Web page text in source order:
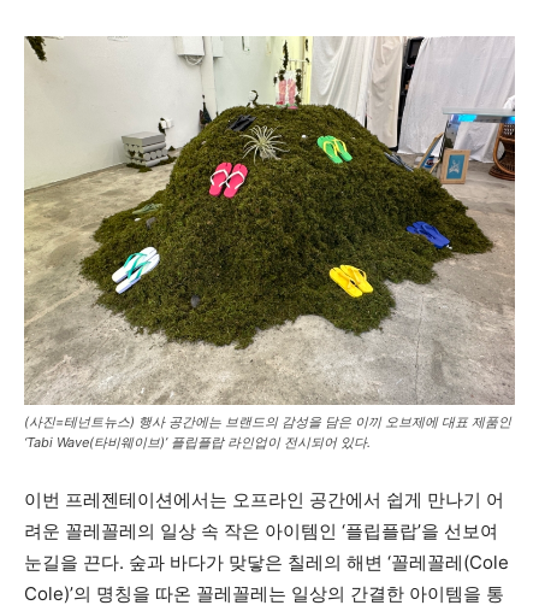
(사진=테넌트뉴스) 행사 공간에는 브랜드의 감성을 담은 이끼 오브제에 대표 제품인
‘Tabi Wave(타비웨이브)’ 플립플랍 라인업이 전시되어 있다.
이번 프레젠테이션에서는 오프라인 공간에서 쉽게 만나기 어
려운 꼴레꼴레의 일상 속 작은 아이템인 ‘플립플랍’을 선보여
눈길을 끈다. 숲과 바다가 맞닿은 칠레의 해변 ‘꼴레꼴레(Cole
Cole)’의 명칭을 따온 꼴레꼴레는 일상의 간결한 아이템을 통